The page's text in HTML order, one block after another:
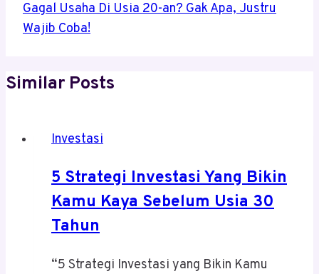
Gagal Usaha Di Usia 20-an? Gak Apa, Justru
Wajib Coba!
Similar Posts
Investasi
5 Strategi Investasi Yang Bikin
Kamu Kaya Sebelum Usia 30
Tahun
“5 Strategi Investasi yang Bikin Kamu